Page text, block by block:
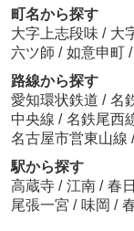
町名から探す
大字上志段味 / 大
六ツ師 / 如意申町 /
路線から探す
愛知環状鉄道 / 名
中央線 / 名鉄尾西
名古屋市営東山線 /
駅から探す
高蔵寺 / 江南 / 春
尾張一宮 / 味岡 /